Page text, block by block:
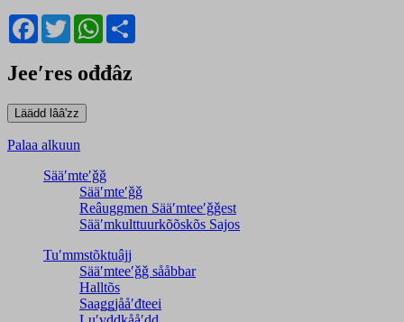
Facebook
TwitterWhatsApp
Jeeʹres ođđâz
Palaa alkuun
Sääʹmteʹǧǧ
Sääʹmteʹǧǧ
Reâuggmen Sääʹmteeʹǧǧest
Sääʹmkulttuurkõõskõs Sajos
Tuʹmmstõktuâjj
Sääʹmteeʹǧǧ sååbbar
Halltõs
Saaǥǥjååʹđteei